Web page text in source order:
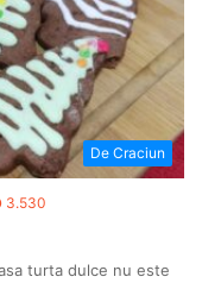
De Craciun
3.530
turta dulce nu este